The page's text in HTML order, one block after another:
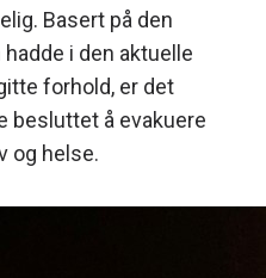
Basert på den
i den aktuelle
forhold, er det
besluttet å evakuere
og helse.